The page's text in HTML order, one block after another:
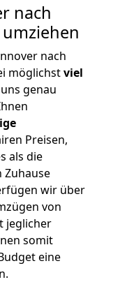
nach
nach
möglichstviel
genau
Preisen,
als die
Zuhause
wir über
von
jeglicher
somit
eine